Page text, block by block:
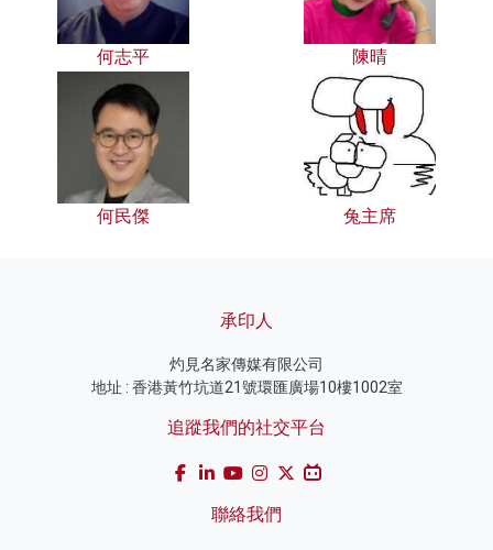
何志平 陳晴
何民傑 兔主席
承印人
灼見名家傳媒有限公司
地址 : 香港黃竹坑道21號環匯廣場10樓1002室
追蹤我們的社交平台
聯絡我們